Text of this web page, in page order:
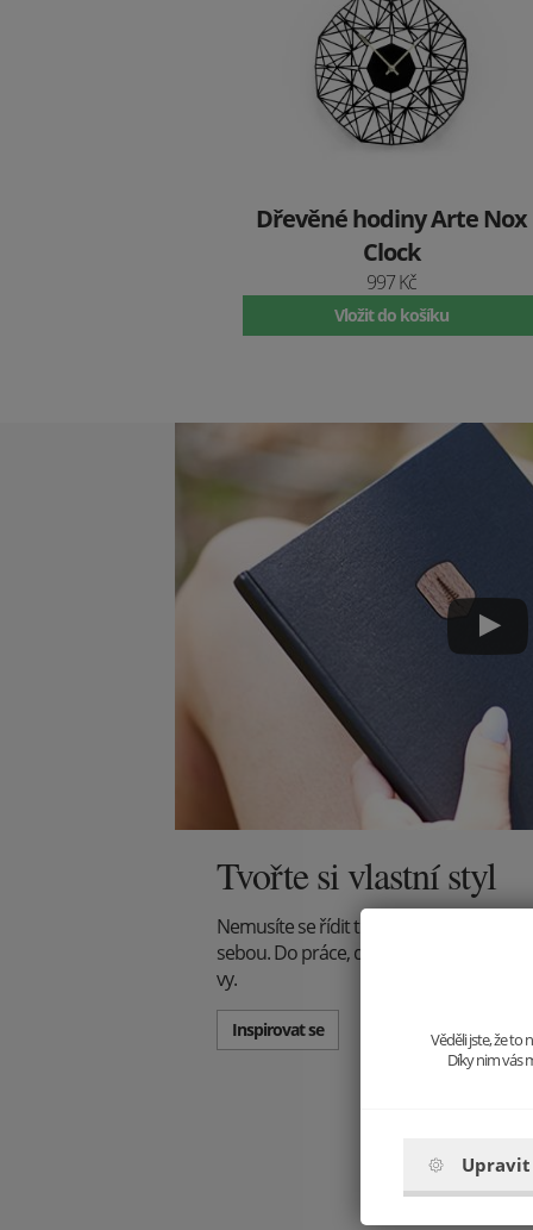
Dřevěné hodiny Arte Nox
Clock
997 Kč
Vložit do košíku
Tvořte si vlastní styl
Nemusíte se řídit trendy, tvořte je!
sebou. Do práce, do společnosti, na
vy.
Inspirovat se
Věděli jste, že to
Díky nim vás